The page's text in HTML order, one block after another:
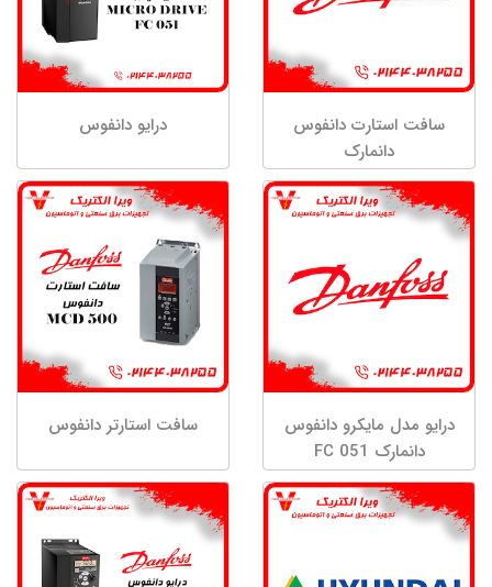
سافت استارت دانفوس
دانمارک
درایو دانفوس
درایو مدل مایکرو دانفوس
دانمارک FC 051
سافت استارتر دانفوس